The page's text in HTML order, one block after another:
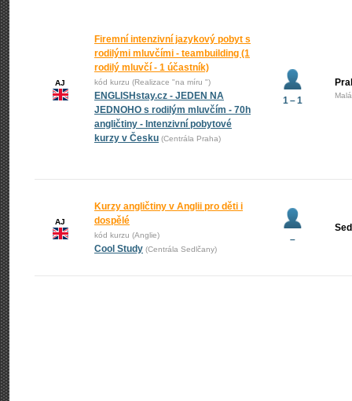
AJ
Firemní intenzivní jazykový pobyt s
rodilými mluvčími - teambuilding (1
rodilý mluvčí - 1 účastník)
kód kurzu (Realizace "na míru ")
ENGLISHstay.cz - JEDEN NA
JEDNOHO s rodilým mluvčím - 70h
angličtiny - Intenzivní pobytové
kurzy v Česku (Centrála Praha)
1 – 1
AJ
Kurzy angličtiny v Anglii pro děti i
dospělé
kód kurzu (Anglie)
Cool Study (Centrála Sedlčany)
–